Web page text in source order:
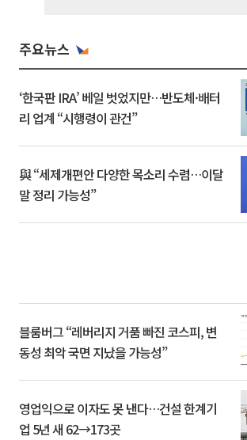
주요뉴스
‘한국판 IRA’ 베일 벗었지만…반도체·배터
리 업계 “시행령이 관건”
與 “세제개편안 다양한 목소리 수렴…이달
말 정리 가능성”
블룸버그 “레버리지 거품 빠진 코스피, 변
동성 최악 국면 지났을 가능성”
영업익으로 이자도 못 낸다…건설 한계기
업 5년 새 62→173곳